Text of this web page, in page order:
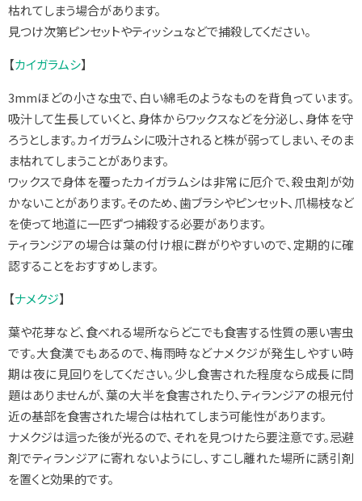
枯れてしまう場合があります。
見つけ次第ピンセットやティッシュなどで捕殺してください。
【カイガラムシ】
3mmほどの小さな虫で、白い綿毛のようなものを背負っています。
吸汁して生長していくと、身体からワックスなどを分泌し、身体を守
ろうとします。カイガラムシに吸汁されると株が弱ってしまい、そのま
ま枯れてしまうことがあります。
ワックスで身体を覆ったカイガラムシは非常に厄介で、殺虫剤が効
かないことがあります。そのため、歯ブラシやピンセット、爪楊枝など
を使って地道に一匹ずつ捕殺する必要があります。
ティランジアの場合は葉の付け根に群がりやすいので、定期的に確
認することをおすすめします。
【ナメクジ】
葉や花芽など、食べれる場所ならどこでも食害する性質の悪い害虫
です。大食漢でもあるので、梅雨時などナメクジが発生しやすい時
期は夜に見回りをしてください。少し食害された程度なら成長に問
題はありませんが、葉の大半を食害されたり、ティランジアの根元付
近の基部を食害された場合は枯れてしまう可能性があります。
ナメクジは這った後が光るので、それを見つけたら要注意です。忌避
剤でティランジアに寄れないようにし、すこし離れた場所に誘引剤
を置くと効果的です。